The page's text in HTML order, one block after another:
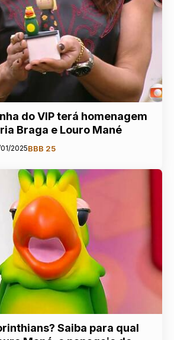
do VIP terá homenagem
Braga e Louro Mané
2025BBB 25
Saiba para qual